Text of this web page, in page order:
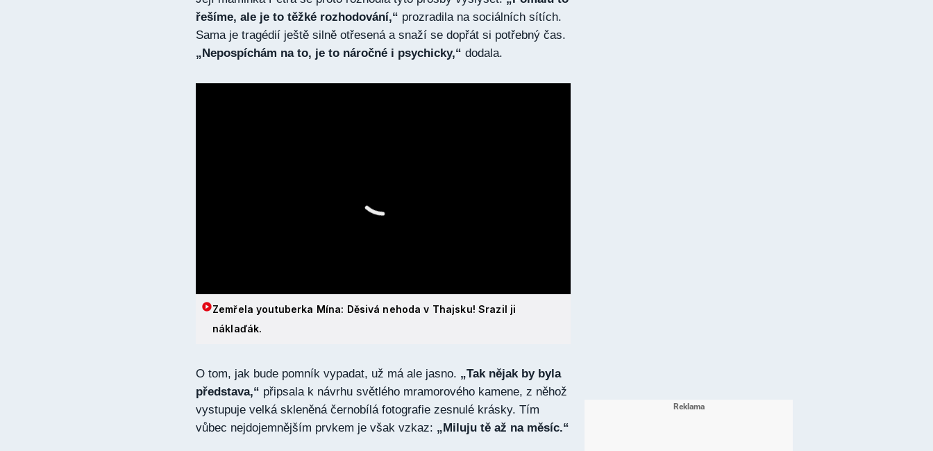
řešíme, ale je to těžké rozhodování,“ prozradila na sociálních sítích.
Sama je tragédií ještě silně otřesená a snaží se dopřát si potřebný čas.
„Nepospíchám na to, je to náročné i psychicky,“ dodala.
Zemřela youtuberka Mína: Děsivá nehoda v Thajsku! Srazil ji
náklaďák.
O tom, jak bude pomník vypadat, už má ale jasno. „Tak nějak by byla
představa,“ připsala k návrhu světlého mramorového kamene, z něhož
vystupuje velká skleněná černobílá fotografie zesnulé krásky. Tím
vůbec nejdojemnějším prvkem je však vzkaz: „Miluju tě až na měsíc.“